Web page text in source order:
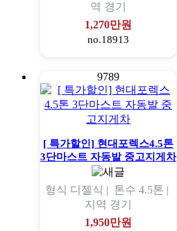
역 경기
1,270만원
no.18913
9789
[ 특가할인] 현대포렉스4.5톤
3단마스트 자동발 중고지게차
형식 디젤식 | 톤수 4.5톤 |
지역 경기
1,950만원